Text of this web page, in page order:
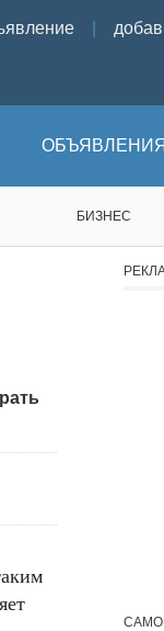
ОБЪЯВЛЕНИЯ
БИЗНЕС